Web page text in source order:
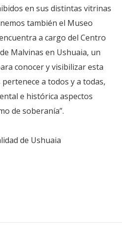
en sus distintas vitrinas
también el Museo
a cargo del Centro
Malvinas en Ushuaia, un
conocer y visibilizar esta
a todos y a todas,
e histórica aspectos
de soberanía”.
de Ushuaia